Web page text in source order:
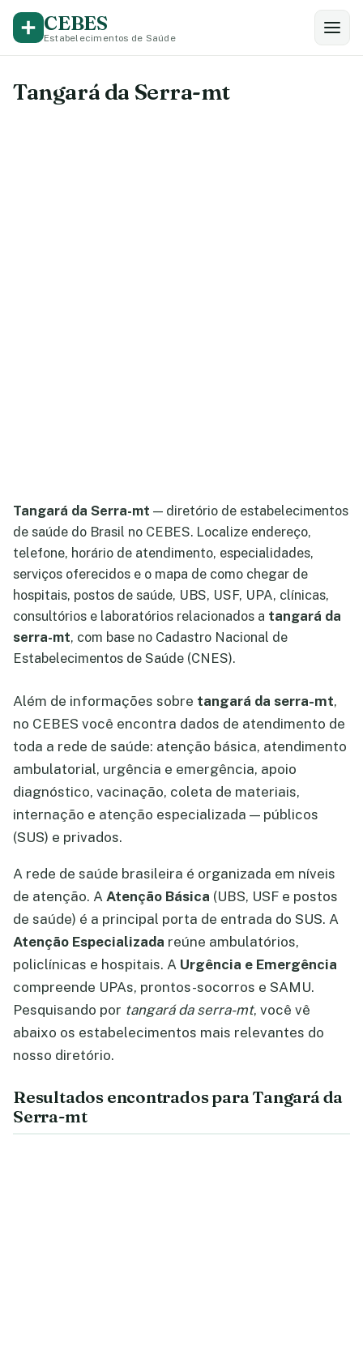
CEBES
Estabelecimentos de Saúde
Tangará da Serra-mt
Tangará da Serra-mt — diretório de estabelecimentos
de saúde do Brasil no CEBES. Localize endereço,
telefone, horário de atendimento, especialidades,
serviços oferecidos e o mapa de como chegar de
hospitais, postos de saúde, UBS, USF, UPA, clínicas,
consultórios e laboratórios relacionados a tangará da
serra-mt, com base no Cadastro Nacional de
Estabelecimentos de Saúde (CNES).
Além de informações sobre tangará da serra-mt,
no CEBES você encontra dados de atendimento de
toda a rede de saúde: atenção básica, atendimento
ambulatorial, urgência e emergência, apoio
diagnóstico, vacinação, coleta de materiais,
internação e atenção especializada — públicos
(SUS) e privados.
A rede de saúde brasileira é organizada em níveis
de atenção. A Atenção Básica (UBS, USF e postos
de saúde) é a principal porta de entrada do SUS. A
Atenção Especializada reúne ambulatórios,
policlínicas e hospitais. A Urgência e Emergência
compreende UPAs, prontos-socorros e SAMU.
Pesquisando por tangará da serra-mt, você vê
abaixo os estabelecimentos mais relevantes do
nosso diretório.
Resultados encontrados para Tangará da
Serra-mt